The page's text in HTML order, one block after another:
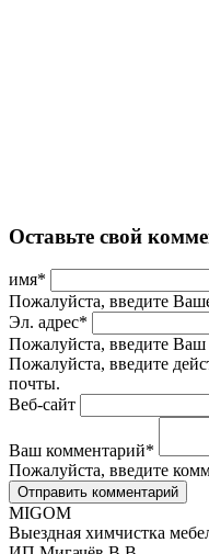
Оставьте свой
имя*
Пожалуйста, введите
Эл. адрес*
Пожалуйста, введите Ваш
Пожалуйста, введите
почты.
Веб-сайт
Ваш комментарий*
Пожалуйста, введите
MIGOM
Выездная химчистка